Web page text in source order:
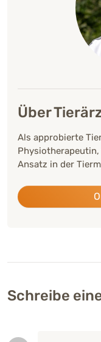
Über
Als approbierte
Ansatz in der
Schreibe